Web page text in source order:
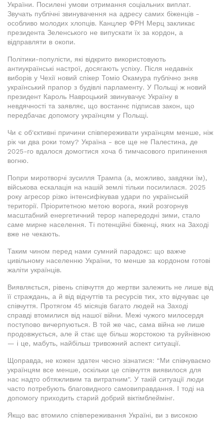
України. Посилені умови отримання соціальних виплат.
Звучать публічні звинувачення на адресу самих біженців -
особливо молодих хлопців. Канцлер ФРН Мерц закликає
президента Зеленського не випускати їх за кордон, а
відправляти в окопи.
Політики-популісти, які відкрито використовують
антиукраїнські настрої, досягають успіху. Після недавніх
виборів у Чехії новий спікер Томіо Окамура публічно зняв
український прапор з будівлі парламенту. У Польщі ж новий
президент Кароль Навроцький звинувачує Україну в
невдячності та заявляє, що востаннє підписав закон, що
передбачає допомогу українцям у Польщі.
Чи є об'єктивні причини співпереживати українцям менше, ніж
рік чи два роки тому? Україна - все ще не Палестина, де
2025-го вдалося домогтися хоча б тимчасового припинення
вогню.
Попри миротворчі зусилля Трампа (а, можливо, завдяки їм),
військова ескалація на нашій землі тільки посилилася. 2025
року агресор різко інтенсифікував удари по українській
території. Пріоритетною метою ворога, який розгорнув
масштабний енергетичний терор напередодні зими, стало
саме мирне населення. Ті потенційні біженці, яких на Заході
вже не чекають.
Таким чином перед нами сумний парадокс: що важче
цивільному населенню України, то менше за кордоном готові
жаліти українців.
Виявляється, рівень співчуття до жертви залежить не лише від
її страждань, а й від відчуттів та ресурсів тих, хто відчуває це
співчуття. Протягом 45 місяців багато людей на Заході
справді втомилися від нашої війни. Межі чужого милосердя
поступово вичерпуються. В той же час, сама війна не лише
продовжується, але й стає ще більш жорстокою та руйнівною
— і це, мабуть, найбільш тривожний аспект ситуації.
Щоправда, не кожен здатен чесно зізнатися: "Ми співчуваємо
українцям все менше, оскільки це співчуття виявилося для
нас надто обтяжливим та витратним". У такій ситуації люди
часто потребують благовидного самовиправдання. І тоді на
допомогу приходить старий добрий віктімблеймінг.
Якщо вас втомило співпереживання Україні, ви з високою